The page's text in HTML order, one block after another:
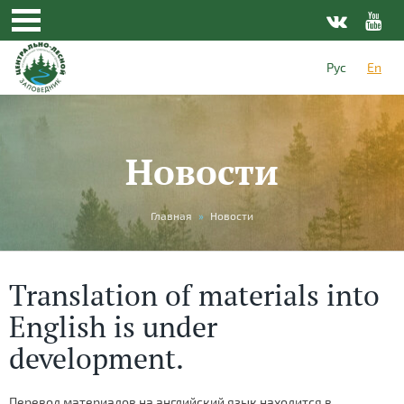
Рус En
Новости
are
here
Главная » Новости
Translation of materials into
English is under
development.